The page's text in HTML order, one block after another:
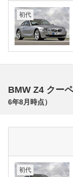
初代
BMW Z4 クー
6年8月 時点）
初代